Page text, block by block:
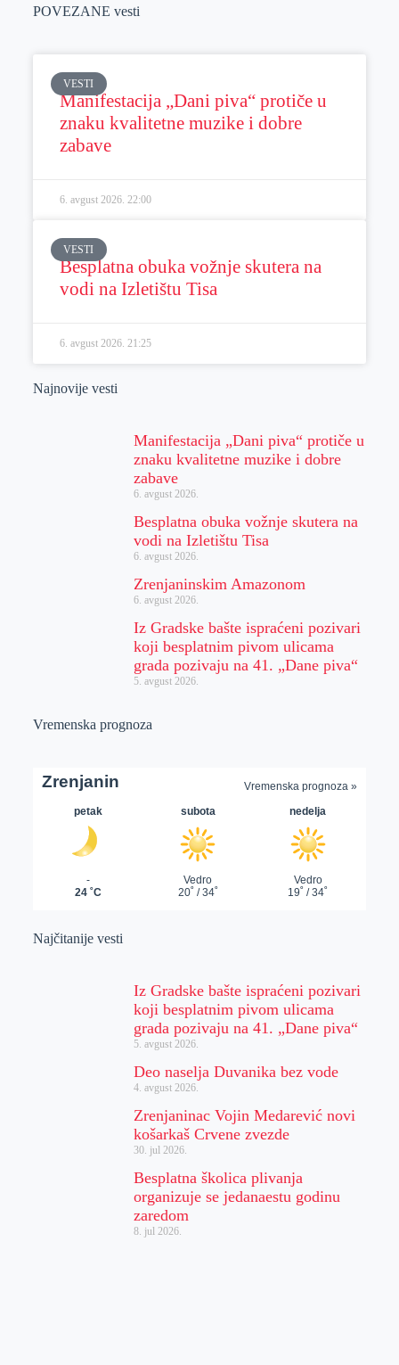
POVEZANE vesti
VESTI
Manifestacija „Dani piva“ protiče u
znaku kvalitetne muzike i dobre
zabave
6. avgust 2026. 22:00
VESTI
Besplatna obuka vožnje skutera na
vodi na Izletištu Tisa
6. avgust 2026. 21:25
Najnovije vesti
Manifestacija „Dani piva“ protiče u
znaku kvalitetne muzike i dobre
zabave
6. avgust 2026.
Besplatna obuka vožnje skutera na
vodi na Izletištu Tisa
6. avgust 2026.
Zrenjaninskim Amazonom
6. avgust 2026.
Iz Gradske bašte ispraćeni pozivari
koji besplatnim pivom ulicama
grada pozivaju na 41. „Dane piva“
5. avgust 2026.
Vremenska prognoza
Najčitanije vesti
Iz Gradske bašte ispraćeni pozivari
koji besplatnim pivom ulicama
grada pozivaju na 41. „Dane piva“
5. avgust 2026.
Deo naselja Duvanika bez vode
4. avgust 2026.
Zrenjaninac Vojin Medarević novi
košarkaš Crvene zvezde
30. jul 2026.
Besplatna školica plivanja
organizuje se jedanaestu godinu
zaredom
8. jul 2026.